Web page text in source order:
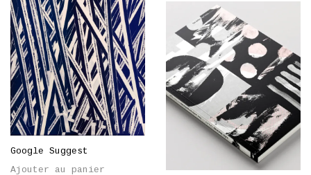
Google Suggest
Ajouter au panier